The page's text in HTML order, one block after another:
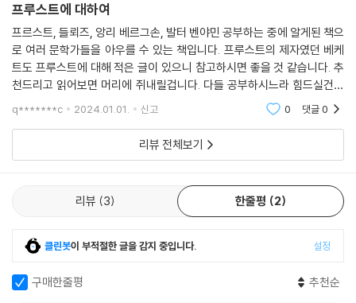
발달하여 전통적 예술의 개념과 의미를 혁신적으로 변화시키게 된 상황에
서도 벤야민에게서 예술 개념은 유지된 채 예술의 '기능 변화'가 요구된다.
물론 예술의 외연은 이러한 매체 기술의 발달과 사회 상황의 변화에 따라,
'예술이란 무엇인가'라는 질문에 대한 답을 근본적으로 어렵게 만들 정도
로 확장되기도 한다.
벤야민은 1940년 나치를 피해 피레네 산맥을 넘다가 자결하여 48세의 나
이로 생을 마감할 때까지 방대한 분량의 서평과 작가론, 이론적 글들을 줄
기차게 생산했는데, 그러한 글쓰기 작업이 그의 거의 유일한 생계 수단이
어철학, 역사철학, 신학과 정치, 문화비평 등 여러 수식어로 특징지어지는
그의 사상은 풍부한 모티프들을 담고 있고, 이 모티프들이 비평들에서 사
프루스트에 대하여
프르스트, 들뢰즈, 앙리 베르그손, 발터 벤야민 공부하는 중에 알게된 책으
로 여러 문학가들을 아우를 수 있는 책입니다. 프루스트의 제자였던 베케
트도 프루스트에 대해 적은 글이 있으니 참고하시면 좋을 것 같습니다. 추
천드리고 읽어보면 머리에 쥐내릴겁니다. 다들 공부하시느라 힘드실건데
새해에는 늘 좋은 일들과 행복한 일들이 가득하길 바려면서 이만 소개 마
치도록 하겠습니다
q*******c 2024.01.01. 신고 0 댓글0
리뷰 전체보기
리뷰 3 한줄평 2
클린봇이 부적절한 글을 감지 중입니다. 설정
구매한줄평 추천순